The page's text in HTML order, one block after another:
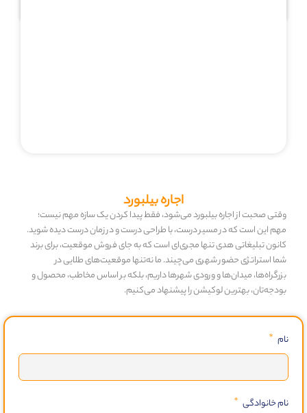
اجاره بیلبورد
وقتی صحبت از اجاره بیلبورد می‌شود، فقط پیدا کردن یک سازه مهم نیست؛
مهم این است که در مسیر درست، با طراحی درست و در زمان درست دیده شوید.
کانون تبلیغاتی هدی تنها مجری‌ای است که به جای فروش موقعیت، برای برند
شما استراتژی حضور شهری می‌چیند. ما نه‌تنها موقعیت‌های طلایی در
بزرگراه‌ها، میدان‌ها و ورودی شهرها داریم، بلکه بر اساس مخاطب، محصول و
بودجه‌تان، بهترین لوکیشن را پیشنهاد می‌کنیم.
نام
نام خانوادگی